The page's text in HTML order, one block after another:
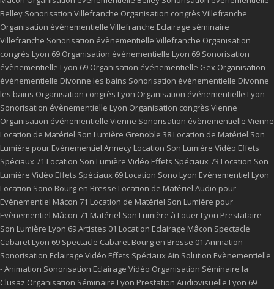
Belley Sonorisation Villefranche Organisation congrès Villefranche
Organisation événementielle Villefranche Eclairage séminaire
Villefranche Sonorisation évènementielle Villefranche Organisation
congrès Lyon 69 Organisation événementielle Lyon 69 Sonorisation
évènementielle Lyon 69 Organisation événementielle Gex Organisation
événementielle Divonne les bains Sonorisation évènementielle Divonne
les bains Organisation congrès Lyon Organisation événementielle Lyon
Sonorisation évènementielle Lyon Organisation congrès Vienne
Organisation événementielle Vienne Sonorisation évènementielle Vienne
Location de Matériel Son Lumière Grenoble 38 Location de Matériel Son
Lumière pour Evènementiel Annecy Location Son Lumière Vidéo Effets
Spéciaux 71 Location Son Lumière Vidéo Effets Spéciaux 73 Location Son
Lumière Vidéo Effets Spéciaux 69 Location Sono Lyon Evènementiel Lyon
Location Sono Bourg en Bresse Location de Matériel Audio pour
Evènementiel Mâcon 71 Location de Matériel Son Lumière pour
Evènementiel Mâcon 71 Matériel Son Lumière à Louer Lyon Prestataire
Son Lumière Lyon 69Artistes 01 Location Eclairage Mâcon Spectacle
Cabaret Lyon 69 Spectacle Cabaret Bourg en Bresse 01 Animation
Sonorisation Eclairage Vidéo Effets Spéciaux Ain Solution Evènementielle
- Animation Sonorisation Eclairage Vidéo Organisation Séminaire la
Clusaz Organisation Séminaire Lyon Prestation Audiovisuelle Lyon 69